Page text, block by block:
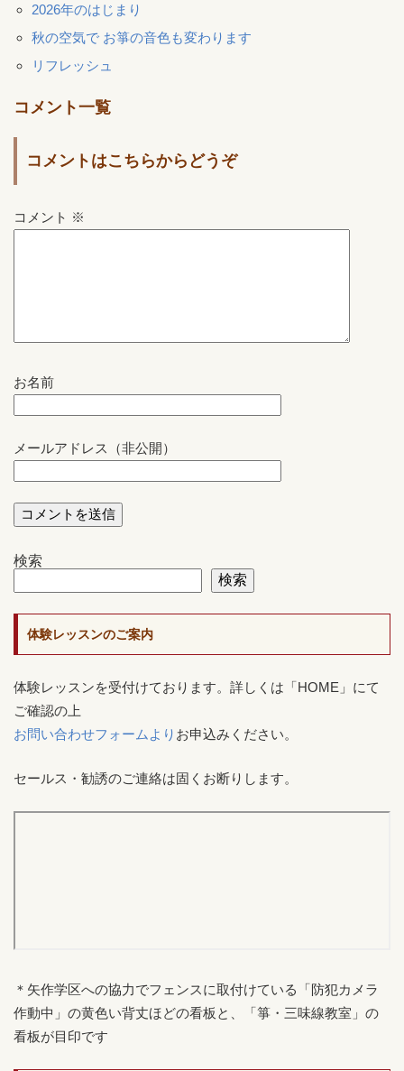
2026年のはじまり
秋の空気で お箏の音色も変わります
リフレッシュ
コメント一覧
コメントはこちらからどうぞ
コメント ※
お名前
メールアドレス（非公開）
検索
検索
体験レッスンのご案内
体験レッスンを受付けております。詳しくは「HOME」にて
ご確認の上
お問い合わせフォームより お申込みください。
セールス・勧誘のご連絡は固くお断りします。
＊矢作学区への協力でフェンスに取付けている「防犯カメラ
作動中」の黄色い背丈ほどの看板と、「箏・三味線教室」の
看板が目印です